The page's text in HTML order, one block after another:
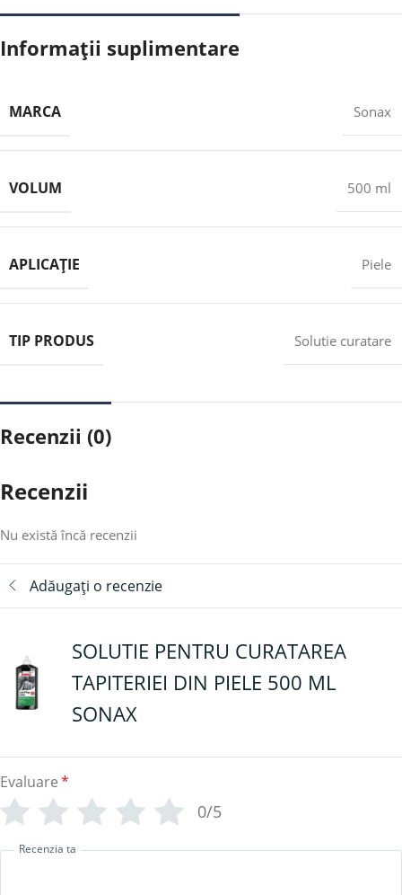
Informații suplimentare
MARCA Sonax
VOLUM 500 ml
APLICAȚIE Piele
TIP PRODUS Solutie curatare
Recenzii (0)
Recenzii
Nu există încă recenzii
Adăugați o recenzie
SOLUTIE PENTRU CURATAREA
TAPITERIEI DIN PIELE 500 ML
SONAX
Evaluare*
0/5
Recenzia ta